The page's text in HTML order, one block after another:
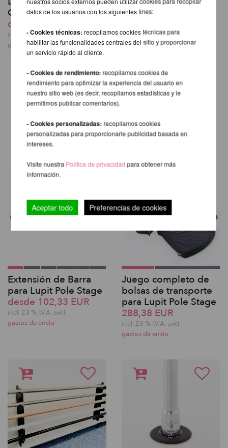
QUICK LOCK
desde 443,42 EUR
incl. 23 % I.V.A. exkl.
gastos de envio
Premium 150 cm
incl. 23 % I.V.A. exkl.
gastos de envio
OTROS PRODUCTOS DE LA
MISMA MARCA
Extensión de Barra
para Lupit Pole Stage
desde 102,33 EUR
incl. 23 % I.V.A. exkl.
gastos de envio
Juego completo de
bolsas de transporte
para Lupit Pole Stage
288,38 EUR
incl. 23 % I.V.A. exkl.
gastos de envio
datos de los usuarios con los siguientes fines:
- Cookies técnicas:recopilamos cookies técnicas para
habilitar las funcionalidades centrales del sitio y proporcionar
un servicio rápido al cliente.
- Cookies de rendimiento: recopilamos cookies de
rendimiento para optimizar la experiencia del usuario en
nuestro sitio web (es decir, recopilamos estadísticas y le
permitimos publicar comentarios).
- Cookies personalizadas: recopilamos cookies
personalizadas para proporcionarle publicidad basada en
intereses.
Visite nuestra Política de privacidadpara obtener más
información.
Aceptar todo Preferencias de cookies